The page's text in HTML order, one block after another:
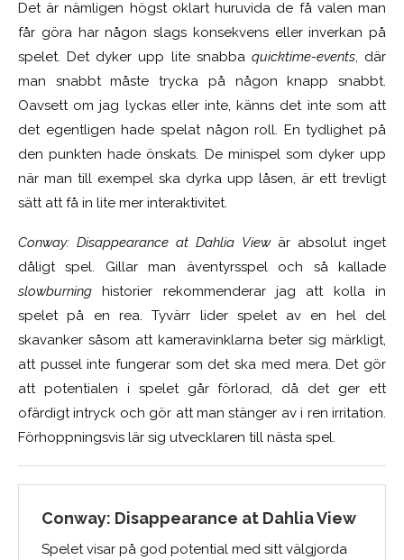
Det är nämligen högst oklart huruvida de få valen man
får göra har någon slags konsekvens eller inverkan på
spelet. Det dyker upp lite snabba quicktime-events, där
man snabbt måste trycka på någon knapp snabbt.
Oavsett om jag lyckas eller inte, känns det inte som att
det egentligen hade spelat någon roll. En tydlighet på
den punkten hade önskats. De minispel som dyker upp
när man till exempel ska dyrka upp låsen, är ett trevligt
sätt att få in lite mer interaktivitet.
Conway: Disappearance at Dahlia View är absolut inget
dåligt spel. Gillar man äventyrsspel och så kallade
slowburninghistorier rekommenderar jag att kolla in
spelet på en rea. Tyvärr lider spelet av en hel del
skavanker såsom att kameravinklarna beter sig märkligt,
att pussel inte fungerar som det ska med mera. Det gör
att potentialen i spelet går förlorad, då det ger ett
ofärdigt intryck och gör att man stänger av i ren irritation.
Förhoppningsvis lär sig utvecklaren till nästa spel.
Conway: Disappearance at Dahlia View
Spelet visar på god potential med sitt välgjorda